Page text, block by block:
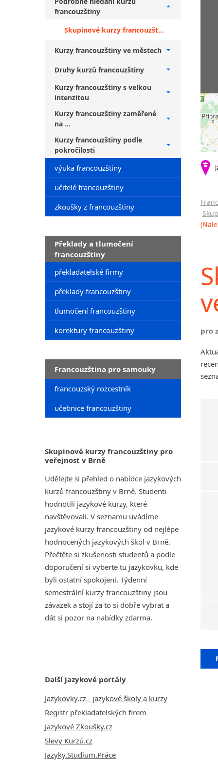
francouzštiny
Skupinové kurzy francouzštiny pro veřejnost Brno + začátečníci
Kurzy francouzštiny ve městech
Druhy kurzů francouzštiny
Kurzy francouzštiny s velkou
intenzitou
Kurzy francouzštiny zaměřené
na ...
Kurzy francouzštiny podle
pokročilosti
výuka francouzštiny
učitelé francouzštiny
zkoušky z francouzštiny
Překlady a tlumočení
francouzštiny
překladatelské firmy
překlady francouzštiny
tlumočení francouzštiny
korektury francouzštiny
Francouzština pro samouky
francouzský rozcestník
učebnice francouzštiny
Skupinové kurzy francouzštiny pro
veřejnost v Brně
Udělejte si přehled o nabídce jazykových
kurzů francouzštiny v Brně. Studenti
hodnotili jazykové kurzy, které
navštěvovali. V seznamu uvádíme
jazykové kurzy francouzštiny od nejlépe
hodnocených jazykových škol v Brně.
Přečtěte si zkušenosti studentů a podle
doporučení si vyberte tu jazykovku, kde
byli ostatní spokojeni. Týdenní
semestrální kurzy francouzštiny jsou
závazek a stojí za to si dobře vybrat a
dát si pozor na nabídky zdarma.
Další jazykové portály
Jazykovky.cz - jazykové školy a kurzy
Registr překladatelských firem
Jazykové Zkoušky.cz
Slevy Kurzů.cz
Jazyky.Studium.Práce
pro